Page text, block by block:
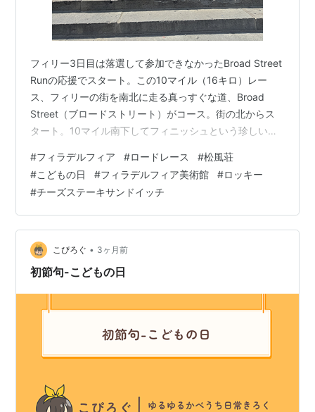
フィリー3日目は落選して参加できなかったBroad Street
Runの応援でスタート。この10マイル（16キロ）レー
ス、フィリーの街を南北に走る真っすぐな道、Broad
Street（ブロードストリート）がコース。街の北からス
タート。10マイル南下してフィニッシュという珍しいコ
レビで見て支度をしてブロードストリートに向かいまし
た。娘のアパートからは徒歩数分。スタートから6マイル
ちょっと（10キロ程）の所で応援しました。 しばらくす
るとやってきましたよ、最初のランナーが。カッコイ
イ！！youtu.be この時7時28分。10キロを28分で走…
#フィラデルフィア #ロードレース #松風荘
#こどもの日 #フィラデルフィア美術館 #ロッキー
#チーズステーキサンドイッチ
こぴろぐ • 3ヶ月前
初節句-こどもの日